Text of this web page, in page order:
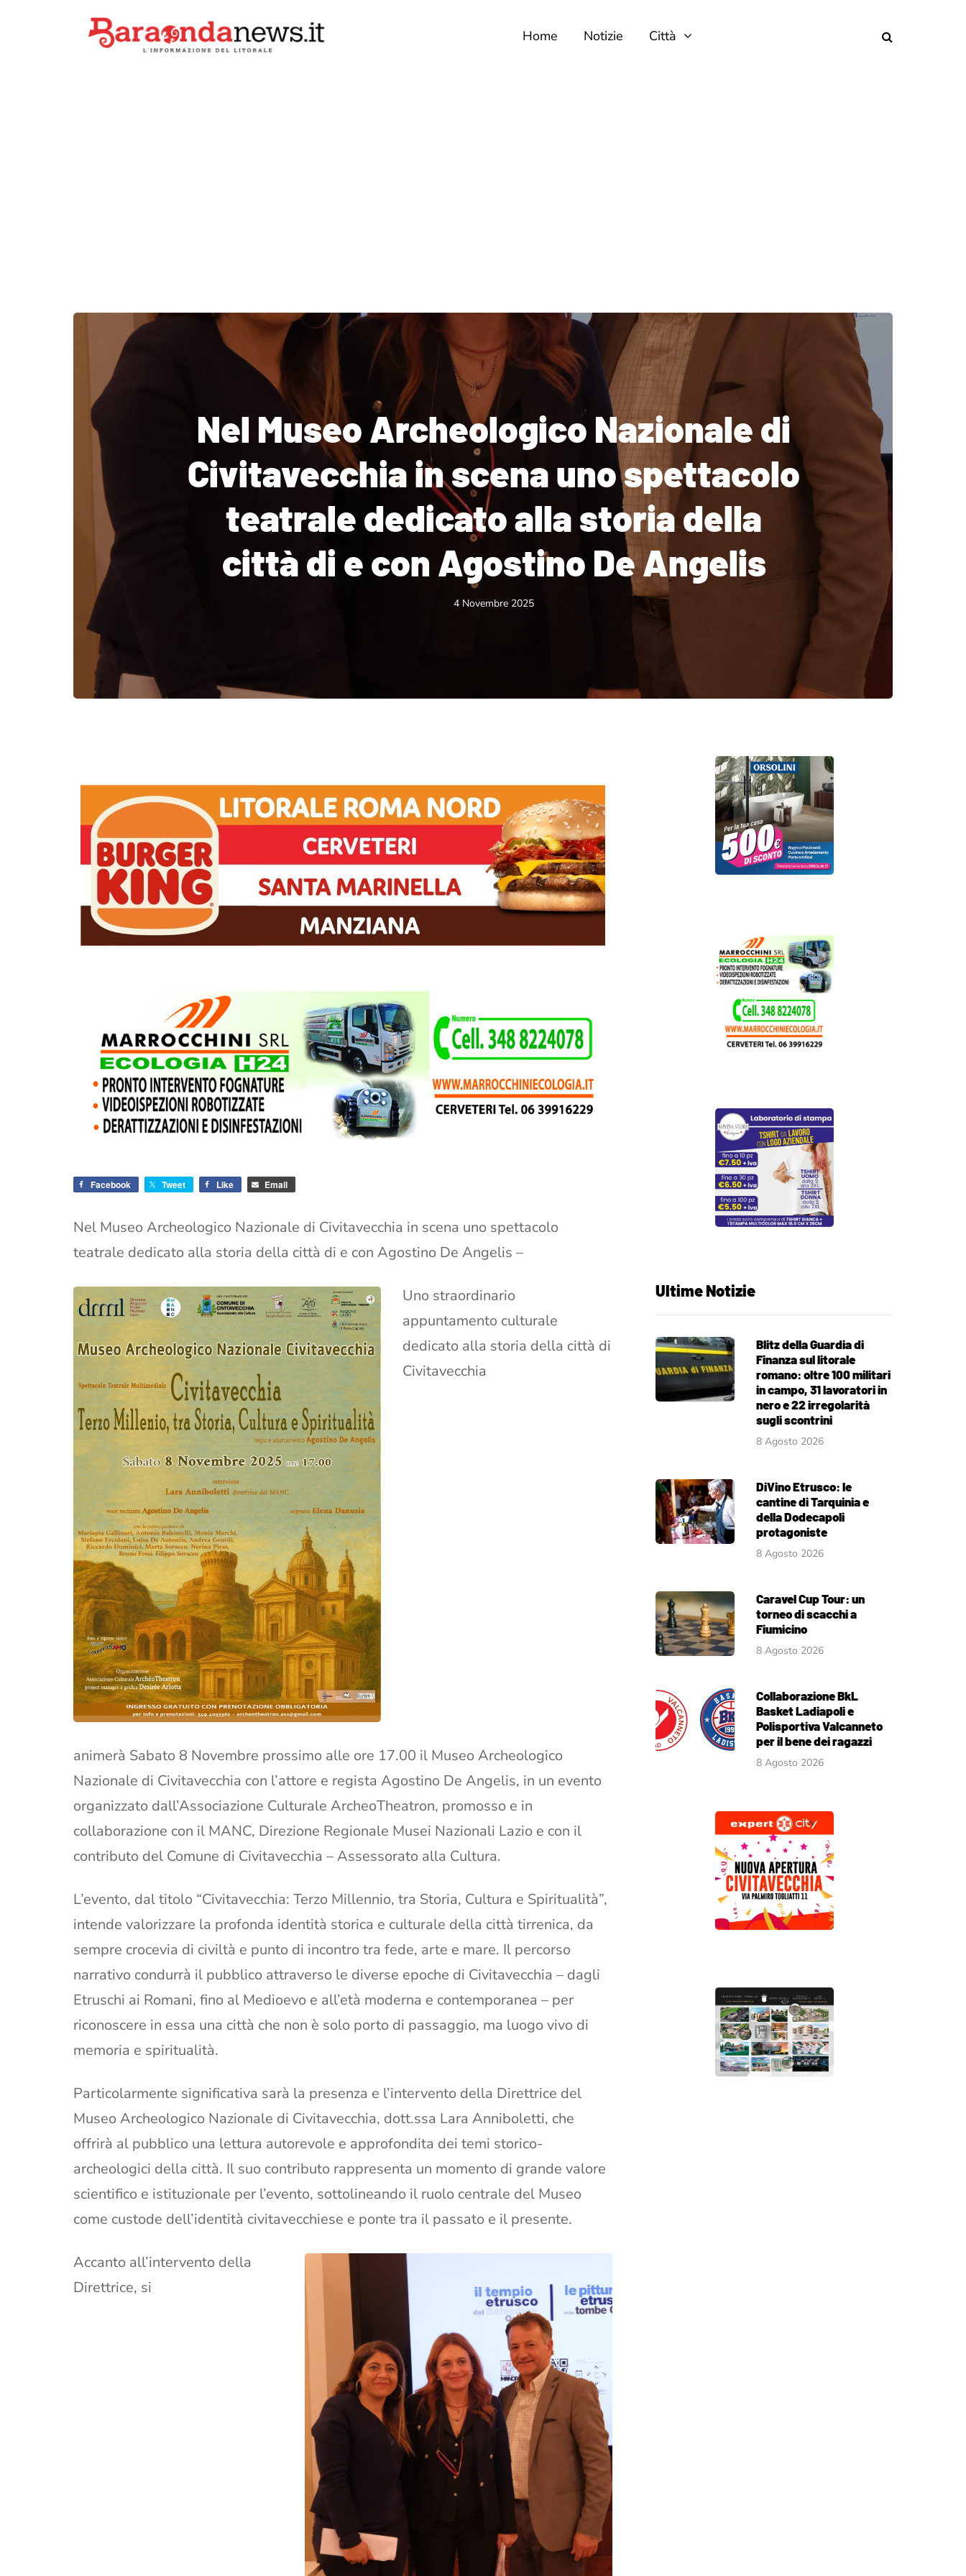
Home Notizie Città
Nel Museo Archeologico Nazionale di
Civitavecchia in scena uno spettacolo
teatrale dedicato alla storia della
città di e con Agostino De Angelis
4 Novembre 2025
Facebook Tweet Like Email
Nel Museo Archeologico Nazionale di Civitavecchia in scena uno spettacolo
teatrale dedicato alla storia della città di e con Agostino De Angelis –
Uno straordinario
appuntamento culturale
dedicato alla storia della città di
Civitavecchia
animerà Sabato 8 Novembre prossimo alle ore 17.00 il Museo Archeologico
Nazionale di Civitavecchia con l’attore e regista Agostino De Angelis, in un evento
organizzato dall’Associazione Culturale ArcheoTheatron, promosso e in
collaborazione con il MANC, Direzione Regionale Musei Nazionali Lazio e con il
contributo del Comune di Civitavecchia – Assessorato alla Cultura.
L’evento, dal titolo “Civitavecchia: Terzo Millennio, tra Storia, Cultura e Spiritualità”,
intende valorizzare la profonda identità storica e culturale della città tirrenica, da
sempre crocevia di civiltà e punto di incontro tra fede, arte e mare. Il percorso
narrativo condurrà il pubblico attraverso le diverse epoche di Civitavecchia – dagli
Etruschi ai Romani, fino al Medioevo e all’età moderna e contemporanea – per
riconoscere in essa una città che non è solo porto di passaggio, ma luogo vivo di
memoria e spiritualità.
Particolarmente significativa sarà la presenza e l’intervento della Direttrice del
Museo Archeologico Nazionale di Civitavecchia, dott.ssa Lara Anniboletti, che
offrirà al pubblico una lettura autorevole e approfondita dei temi storico-
archeologici della città. Il suo contributo rappresenta un momento di grande valore
scientifico e istituzionale per l’evento, sottolineando il ruolo centrale del Museo
come custode dell’identità civitavecchiese e ponte tra il passato e il presente.
Accanto all’intervento della
Direttrice, si
Ultime Notizie
Blitz della Guardia di
Finanza sul litorale
romano: oltre 100 militari
in campo, 31 lavoratori in
nero e 22 irregolarità
sugli scontrini
8 Agosto 2026
DiVino Etrusco: le
cantine di Tarquinia e
della Dodecapoli
protagoniste
8 Agosto 2026
Caravel Cup Tour: un
torneo di scacchi a
Fiumicino
8 Agosto 2026
Collaborazione BkL
Basket Ladiapoli e
Polisportiva Valcanneto
per il bene dei ragazzi
8 Agosto 2026